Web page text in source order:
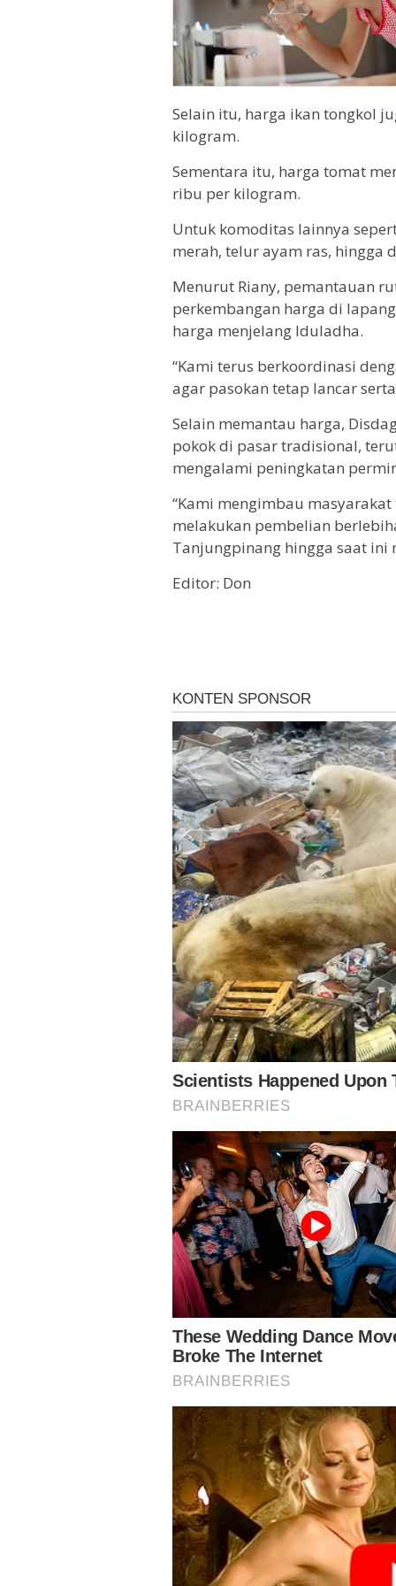
Selain itu, harga ikan tongkol
kilogram.
Sementara itu, harga tomat
ribu per kilogram.
Untuk komoditas lainnya
merah, telur ayam ras, hingga
Menurut Riany, pemantauan
perkembangan harga di
harga menjelang Iduladha.
“Kami terus berkoordinasi
agar pasokan tetap lancar
Selain memantau harga,
pokok di pasar tradisional,
mengalami peningkatan
“Kami mengimbau
melakukan pembelian
Tanjungpinang hingga saat ini
Editor: Don